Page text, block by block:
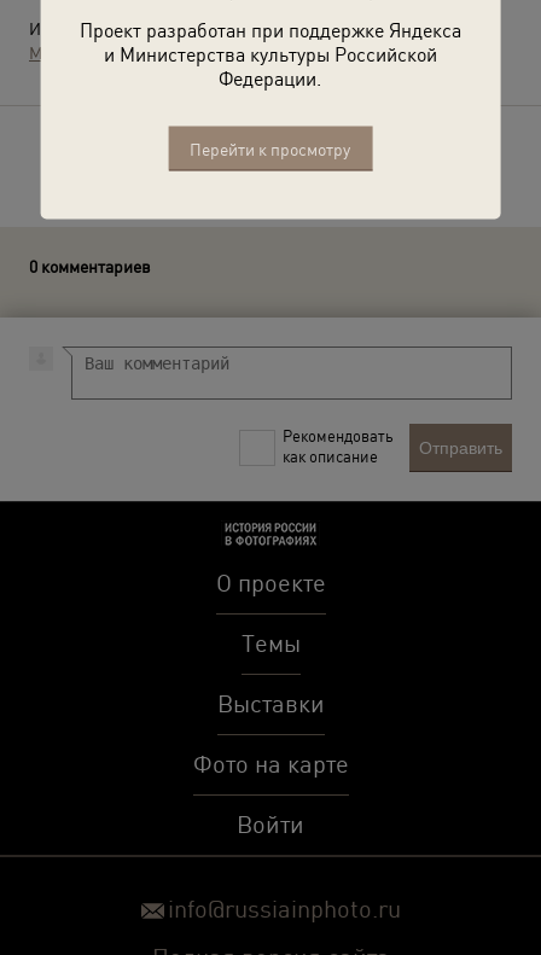
Проект разработан при поддержке Яндекса
и Министерства культуры Российской
Федерации.
Перейти к просмотру
Источники:
МАММ / МДФ
Расскажите друзьям об этом фото
0 комментариев
Рекомендовать
как описание
Отправить
О проекте
Темы
Выставки
Фото на карте
Войти
info@russiainphoto.ru